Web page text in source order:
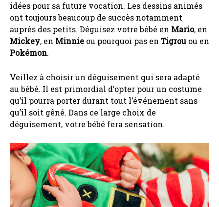
idées pour sa future vocation. Les dessins animés
ont toujours beaucoup de succès notamment
auprès des petits. Déguisez votre bébé en Mario, en
Mickey, en Minnie ou pourquoi pas en Tigrou ou en
Pokémon.
Veillez à choisir un déguisement qui sera adapté
au bébé. Il est primordial d’opter pour un costume
qu’il pourra porter durant tout l’événement sans
qu’il soit gêné. Dans ce large choix de
déguisement, votre bébé fera sensation.